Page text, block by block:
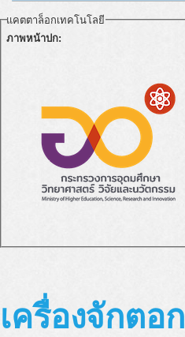
แคตตาล็อกเทคโนโลยี
ภาพหน้าปก:
เครื่องจักตอก